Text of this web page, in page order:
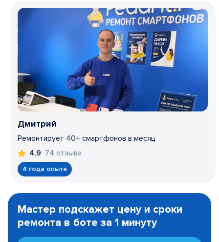
Дмитрий
Ремонтирует 40+ смартфонов в месяц
4,9 74 отзыва
4 года опыта
1
Мастер подскажет цену и сроки
ремонта в боте за 1 минуту